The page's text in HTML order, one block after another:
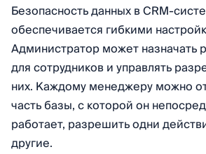
Безопасность данных в CRM-
обеспечивается гибкими
Администратор может назначать
для сотрудников и управлять
них. Каждому менеджеру можно
часть базы, с которой он
работает, разрешить одни
другие.